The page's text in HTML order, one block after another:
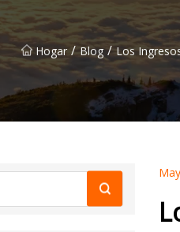
Hogar / Blog / Los